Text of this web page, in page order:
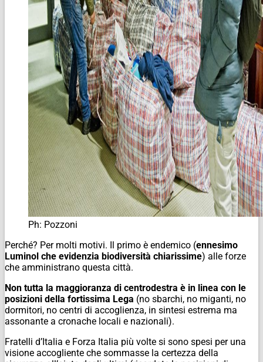
Ph: Pozzoni
Perché? Per molti motivi. Il primo è endemico (ennesimo
Luminol che evidenzia biodiversità chiarissime) alle forze
che amministrano questa città.
Non tutta la maggioranza di centrodestra è in linea con le
posizioni della fortissima Lega (no sbarchi, no miganti, no
dormitori, no centri di accoglienza, in sintesi estrema ma
assonante a cronache locali e nazionali).
Fratelli d’Italia e Forza Italia più volte si sono spesi per una
visione accogliente che sommasse la certezza della